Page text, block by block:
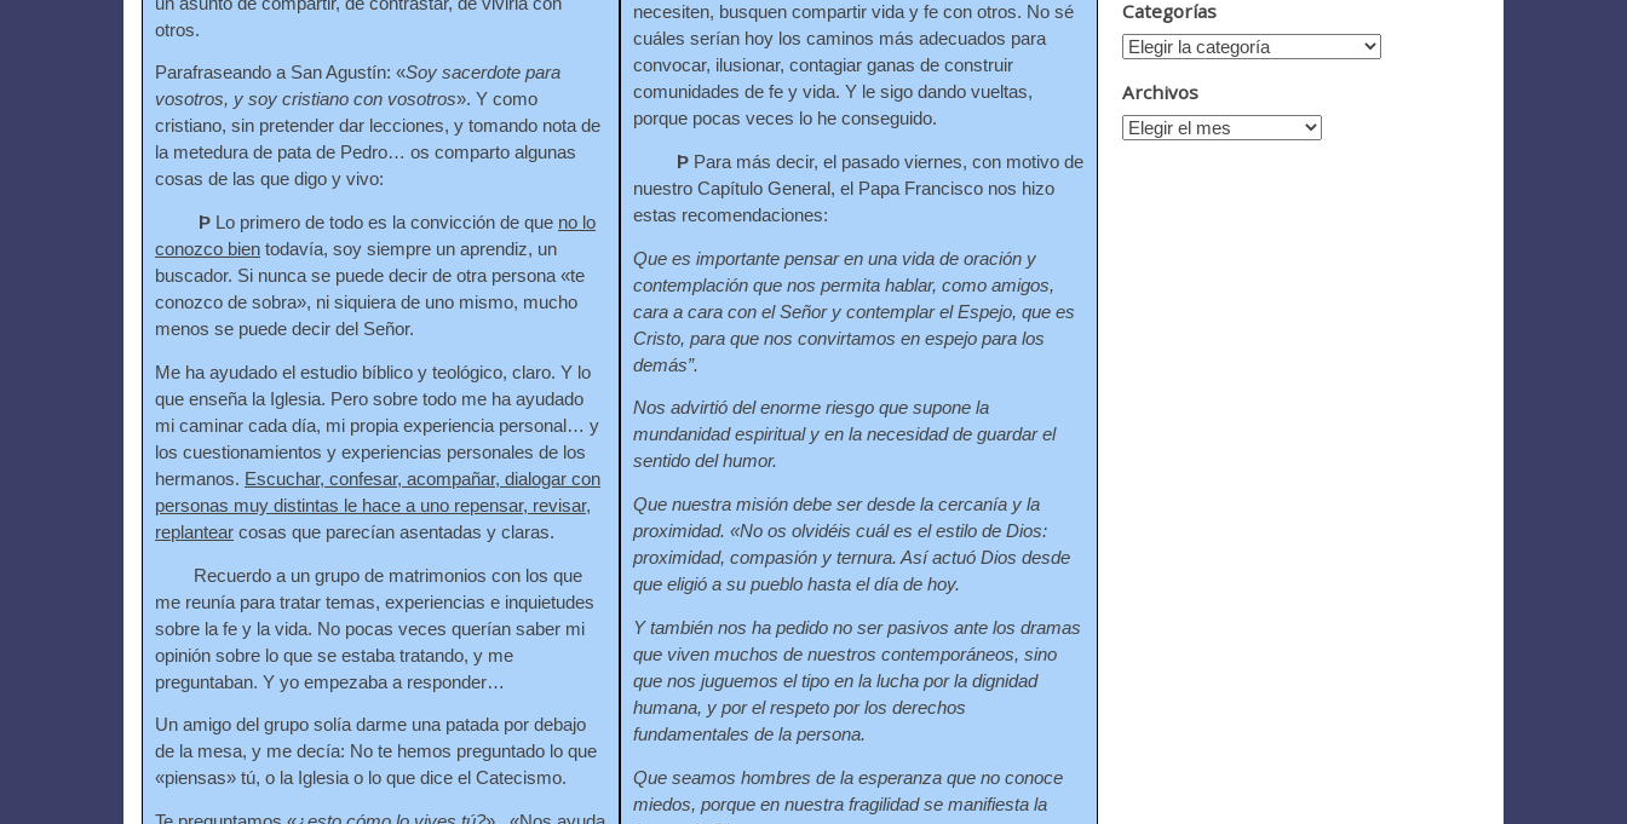
otros.
Parafraseando a San Agustín: «Soy sacerdote para
vosotros, y soy cristiano con vosotros». Y como
cristiano, sin pretender dar lecciones, y tomando nota de
la metedura de pata de Pedro… os comparto algunas
cosas de las que digo y vivo:
Þ Lo primero de todo es la convicción de que no lo
conozco bien todavía, soy siempre un aprendiz, un
buscador. Si nunca se puede decir de otra persona «te
conozco de sobra», ni siquiera de uno mismo, mucho
menos se puede decir del Señor.
Me ha ayudado el estudio bíblico y teológico, claro. Y lo
que enseña la Iglesia. Pero sobre todo me ha ayudado
mi caminar cada día, mi propia experiencia personal… y
los cuestionamientos y experiencias personales de los
hermanos. Escuchar, confesar, acompañar, dialogar con
personas muy distintas le hace a uno repensar, revisar,
replantear cosas que parecían asentadas y claras.
Recuerdo a un grupo de matrimonios con los que
me reunía para tratar temas, experiencias e inquietudes
sobre la fe y la vida. No pocas veces querían saber mi
opinión sobre lo que se estaba tratando, y me
preguntaban. Y yo empezaba a responder…
Un amigo del grupo solía darme una patada por debajo
de la mesa, y me decía: No te hemos preguntado lo que
«piensas» tú, o la Iglesia o lo que dice el Catecismo.
necesiten, busquen compartir vida y fe con otros. No sé
cuáles serían hoy los caminos más adecuados para
convocar, ilusionar, contagiar ganas de construir
comunidades de fe y vida. Y le sigo dando vueltas,
porque pocas veces lo he conseguido.
Þ Para más decir, el pasado viernes, con motivo de
nuestro Capítulo General, el Papa Francisco nos hizo
estas recomendaciones:
Que es importante pensar en una vida de oración y
contemplación que nos permita hablar, como amigos,
cara a cara con el Señor y contemplar el Espejo, que es
Cristo, para que nos convirtamos en espejo para los
demás”.
Nos advirtió del enorme riesgo que supone la
mundanidad espiritual y en la necesidad de guardar el
sentido del humor.
Que nuestra misión debe ser desde la cercanía y la
proximidad. «No os olvidéis cuál es el estilo de Dios:
proximidad, compasión y ternura. Así actuó Dios desde
que eligió a su pueblo hasta el día de hoy.
Y también nos ha pedido no ser pasivos ante los dramas
que viven muchos de nuestros contemporáneos, sino
que nos juguemos el tipo en la lucha por la dignidad
humana, y por el respeto por los derechos
fundamentales de la persona.
Que seamos hombres de la esperanza que no conoce
miedos, porque en nuestra fragilidad se manifiesta la
Categorías
Archivos